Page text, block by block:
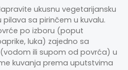
ukusnu vegetarijansku
pilava sa pirinčem u kuvalu.
po izboru (poput
luka) zajedno sa
ili supom od povrća) u
kuvanja prema uputstvima